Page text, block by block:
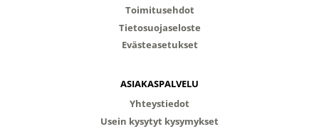
Toimitusehdot
Tietosuojaseloste
Evästeasetukset
ASIAKASPALVELU
Yhteystiedot
Usein kysytyt kysymykset